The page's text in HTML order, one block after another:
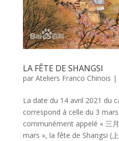
LA FÊTE DE SHANGSI
par Ateliers Franco Chinois |
La date du 14 avril 2021 du
correspond à celle du 3
communément appelé « 三
mars », la fête de Shangsi (